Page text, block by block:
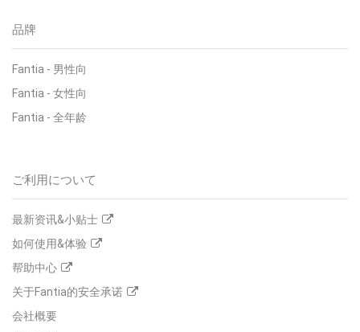
品牌
Fantia - 男性向
Fantia - 女性向
Fantia - 全年龄
ご利用について
最新资讯&小贴士
如何使用&体验
帮助中心
关于Fantia的安全承诺
会社概要